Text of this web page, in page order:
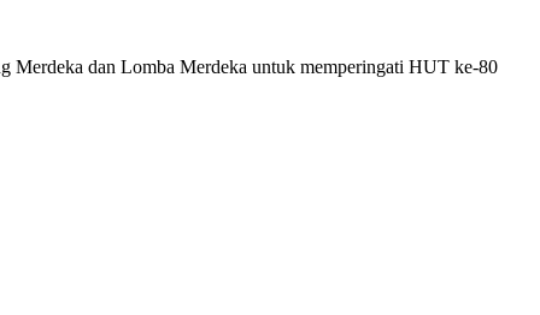
Merdeka dan Lomba Merdeka untuk memperingati HUT ke-80